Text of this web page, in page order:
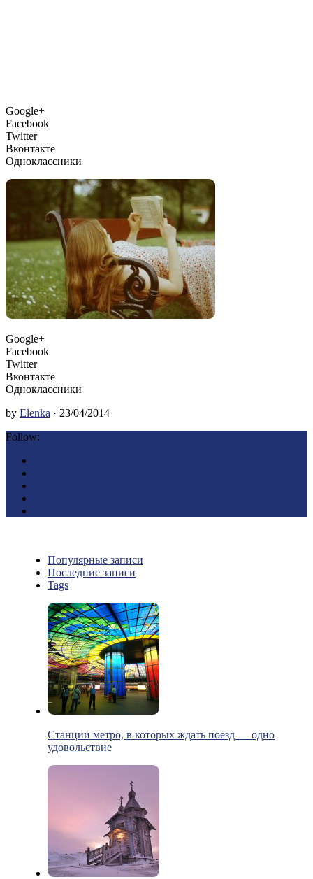
Google+
Facebook
Twitter
Вконтакте
Одноклассники
Google+
Facebook
Twitter
Вконтакте
Одноклассники
by Elenka · 23/04/2014
Follow:
Популярные записи
Последние записи
Tags
Станции метро, в которых ждать поезд — одно
удовольствие